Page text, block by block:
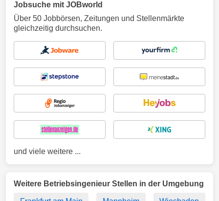
Jobsuche mit JOBworld
Über 50 Jobbörsen, Zeitungen und Stellenmärkte
gleichzeitig durchsuchen.
und viele weitere ...
Weitere Betriebsingenieur Stellen in der Umgebung